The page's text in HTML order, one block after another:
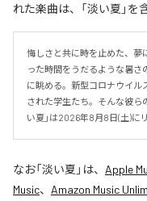
れた楽曲は、「淡い夏」を
悔しさと共に時を止めた、夢
った時間をうだるような暑さ
に眺める。新型コロナウイル
された学生たち。そんな彼ら
い夏」は2026年8月8日(土)に
なお「淡い夏 」は、 Apple
Music、 Amazon Music